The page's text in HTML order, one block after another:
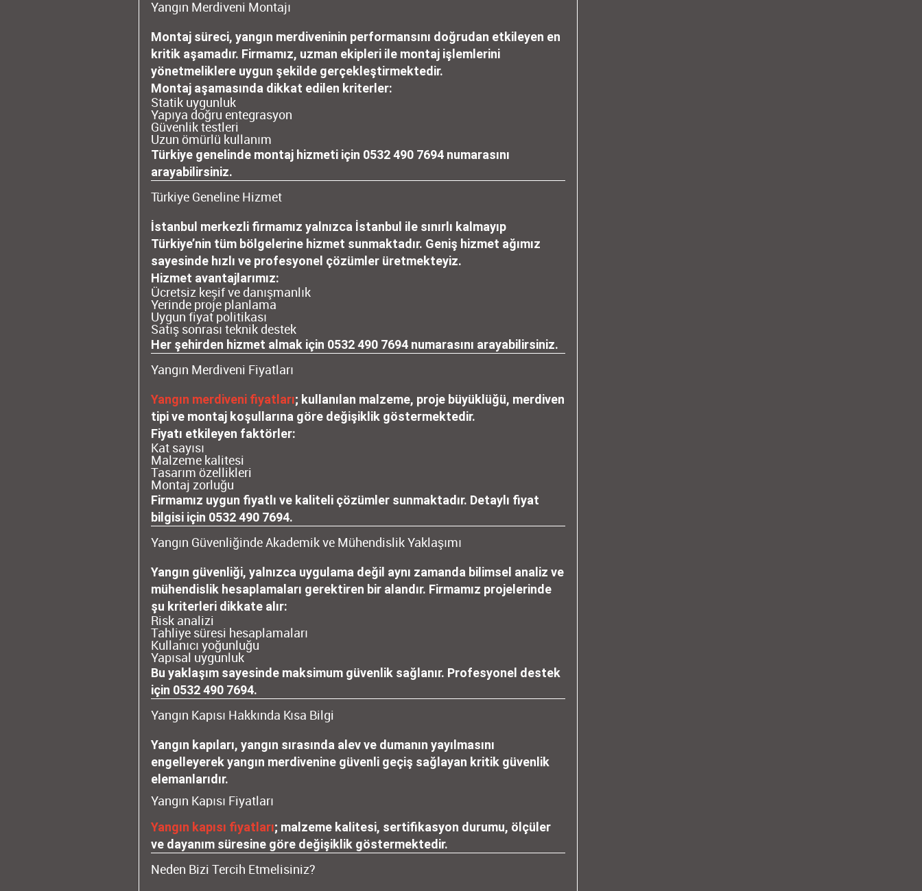
Yangın Merdiveni Montajı
Montaj süreci, yangın merdiveninin performansını doğrudan etkileyen en
kritik aşamadır. Firmamız, uzman ekipleri ile montaj işlemlerini
yönetmeliklere uygun şekilde gerçekleştirmektedir.
Montaj aşamasında dikkat edilen kriterler:
Statik uygunluk
Yapıya doğru entegrasyon
Güvenlik testleri
Uzun ömürlü kullanım
Türkiye genelinde montaj hizmeti için 0532 490 7694 numarasını
arayabilirsiniz.
Türkiye Geneline Hizmet
İstanbul merkezli firmamız yalnızca İstanbul ile sınırlı kalmayıp
Türkiye’nin tüm bölgelerine hizmet sunmaktadır. Geniş hizmet ağımız
sayesinde hızlı ve profesyonel çözümler üretmekteyiz.
Hizmet avantajlarımız:
Ücretsiz keşif ve danışmanlık
Yerinde proje planlama
Uygun fiyat politikası
Satış sonrası teknik destek
Her şehirden hizmet almak için 0532 490 7694 numarasını arayabilirsiniz.
Yangın Merdiveni Fiyatları
Yangın merdiveni fiyatları; kullanılan malzeme, proje büyüklüğü, merdiven
tipi ve montaj koşullarına göre değişiklik göstermektedir.
Fiyatı etkileyen faktörler:
Kat sayısı
Malzeme kalitesi
Tasarım özellikleri
Montaj zorluğu
Firmamız uygun fiyatlı ve kaliteli çözümler sunmaktadır. Detaylı fiyat
bilgisi için 0532 490 7694.
Yangın Güvenliğinde Akademik ve Mühendislik Yaklaşımı
Yangın güvenliği, yalnızca uygulama değil aynı zamanda bilimsel analiz ve
mühendislik hesaplamaları gerektiren bir alandır. Firmamız projelerinde
şu kriterleri dikkate alır:
Risk analizi
Tahliye süresi hesaplamaları
Kullanıcı yoğunluğu
Yapısal uygunluk
Bu yaklaşım sayesinde maksimum güvenlik sağlanır. Profesyonel destek
için 0532 490 7694.
Yangın Kapısı Hakkında Kısa Bilgi
Yangın kapıları, yangın sırasında alev ve dumanın yayılmasını
engelleyerek yangın merdivenine güvenli geçiş sağlayan kritik güvenlik
elemanlarıdır.
Yangın Kapısı Fiyatları
Yangın kapısı fiyatları; malzeme kalitesi, sertifikasyon durumu, ölçüler
ve dayanım süresine göre değişiklik göstermektedir.
Neden Bizi Tercih Etmelisiniz?